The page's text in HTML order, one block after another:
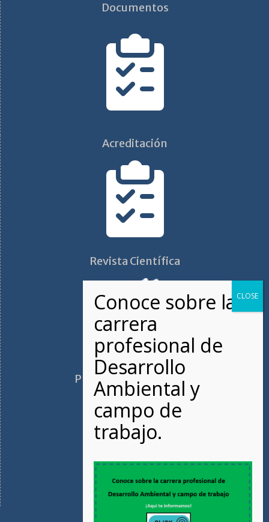
Documentos
Acreditación
Revista Científica
Plano de ubicación FAN